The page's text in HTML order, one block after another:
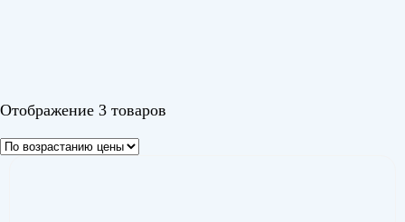
Отображение 3 товаров